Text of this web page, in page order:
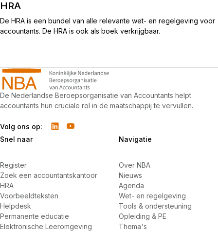
HRA
De HRA is een bundel van alle relevante wet- en regelgeving voor
accountants. De HRA is ook als boek verkrijgbaar.
De Nederlandse Beroepsorganisatie van Accountants helpt
accountants hun cruciale rol in de maatschappij te vervullen.
Volg ons op:
Snel naar
Register
Zoek een accountantskantoor
HRA
Voorbeeldteksten
Helpdesk
Permanente educatie
Elektronische Leeromgeving
Navigatie
Over NBA
Nieuws
Agenda
Wet- en regelgeving
Tools & ondersteuning
Opleiding & PE
Thema's